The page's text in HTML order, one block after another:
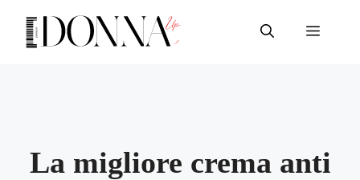
contenuto
Menu
La migliore crema anti